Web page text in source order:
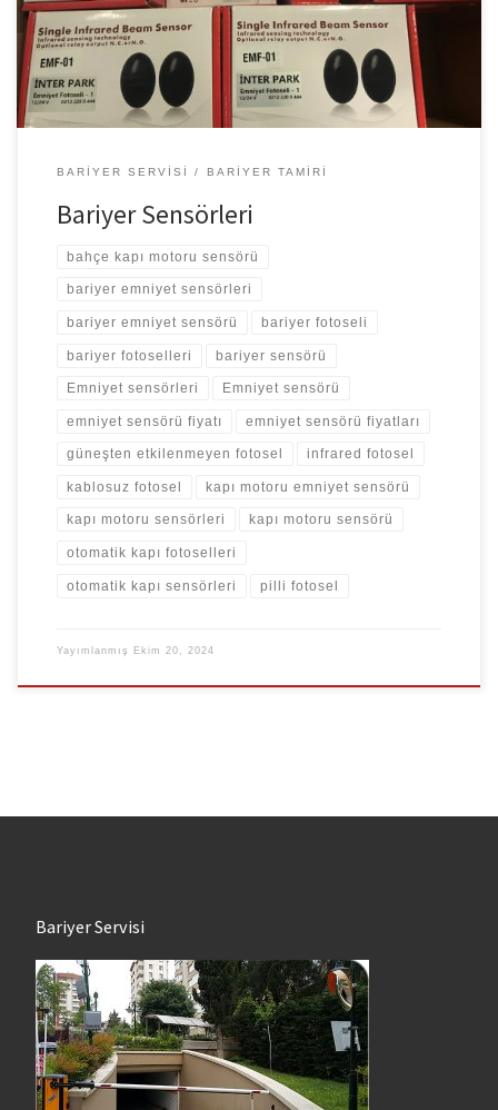
– Pilli Emniyet Sensörü – 8 Mt mesafeden okuyabilen – 12-24 V
enerji girişli […]
BARIYER SERVISI BARIYER TAMIRI
Bariyer Sensörleri
bahçe kapı motoru sensörü
bariyer emniyet sensörleri
bariyer emniyet sensörü bariyer fotoseli
bariyer fotoselleri bariyer sensörü
Emniyet sensörleri Emniyet sensörü
emniyet sensörü fiyatı emniyet sensörü fiyatları
güneşten etkilenmeyen fotosel infrared fotosel
kablosuz fotosel kapı motoru emniyet sensörü
kapı motoru sensörleri kapı motoru sensörü
otomatik kapı fotoselleri
otomatik kapı sensörleri pilli fotosel
Yayımlanmış Ekim 20, 2024
Bariyer Servisi